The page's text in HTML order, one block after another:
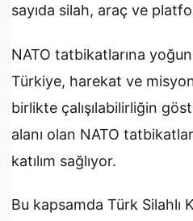
sayıda silah, araç ve
NATO tatbikatlarına yoğun
Türkiye, harekat ve
birlikte çalışılabilirliğin
alanı olan NATO
katılım sağlıyor.
Bu kapsamda Türk Silahlı